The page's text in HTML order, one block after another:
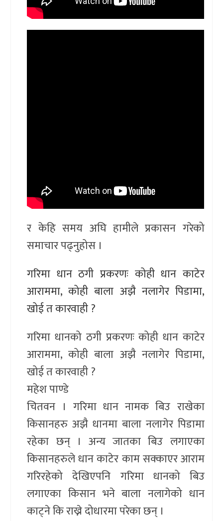
र केहि समय अघि हामीले प्रकासन गरेको
समाचार पढ्नुहोस ।
गरिमा धान ठगी प्रकरणः कोही धान काटेर
आराममा, कोही बाला अझै नलागेर पिडामा,
खोई त कारवाही ?
गरिमा धानको ठगी प्रकरणः कोही धान काटेर
आराममा, कोही बाला अझै नलागेर पिडामा,
खोई त कारवाही ?
महेश पाण्डे
चितवन । गरिमा धान नामक बिउ राखेका
किसानहरु अझै धानमा बाला नलागेर पिडामा
रहेका छन् । अन्य जातका बिउ लगाएका
किसानहरुले धान काटेर काम सक्काएर आराम
गरिरहेको देखिएपनि गरिमा धानको बिउ
लगाएका किसान भने बाला नलागेको धान
काट्ने कि राख्ने दोधारमा परेका छन् ।